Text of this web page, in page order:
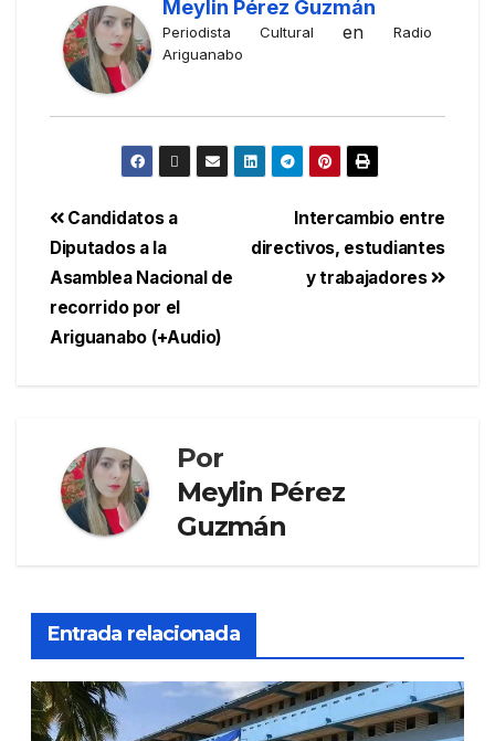
Meylin Pérez Guzmán
Periodista Cultural enRadio
Ariguanabo
Intercambio entre
directivos, estudiantes
y trabajadores
Candidatos a
Diputados a la
Asamblea Nacional de
recorrido por el
Ariguanabo (+Audio)
Por
Meylin Pérez
Guzmán
Entrada relacionada